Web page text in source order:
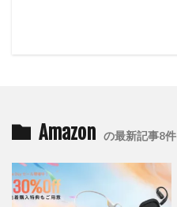
Amazon の最新記事8件